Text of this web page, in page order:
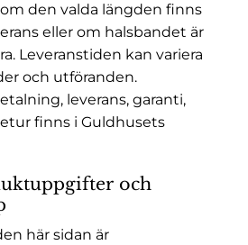
den valda längden finns
eller om halsbandet är
Leveranstiden kan variera
och utföranden.
leverans, garanti,
finns i Guldhusets
och
här sidan är